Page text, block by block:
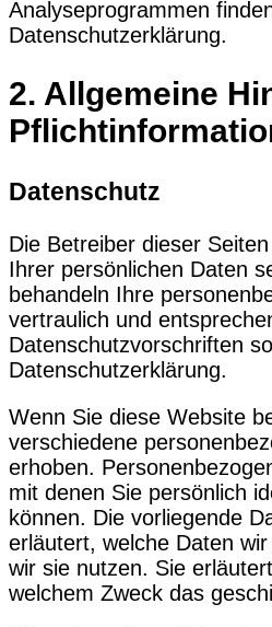
Analyseprogrammen
Datenschutzerklärung.
2. Allgemeine
Datenschutz
Die Betreiber dieser
Ihrer persönlichen Daten
behandeln Ihre
vertraulich und
Datenschutzvorschriften
Datenschutzerklärung.
Wenn Sie diese Website
verschiedene
erhoben.
mit denen Sie persönlich
können. Die vorliegende
erläutert, welche Daten
wir sie nutzen. Sie
welchem Zweck das